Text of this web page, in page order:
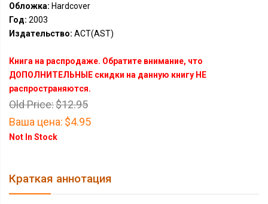
Обложка: Hardcover
Год: 2003
Издательство: АСТ(AST)
Книга на распродаже. Обратите внимание, что
ДОПОЛНИТЕЛЬНЫЕ скидки на данную книгу НЕ
распространяются.
Old Price:$12.95
Ваша цена: $4.95
Not In Stock
Краткая аннотация